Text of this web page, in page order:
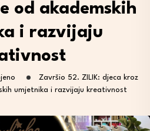
od akademskih
i razvijaju
Završio 52. ZILIK: djeca kroz
umjetnika i razvijaju kreativnost